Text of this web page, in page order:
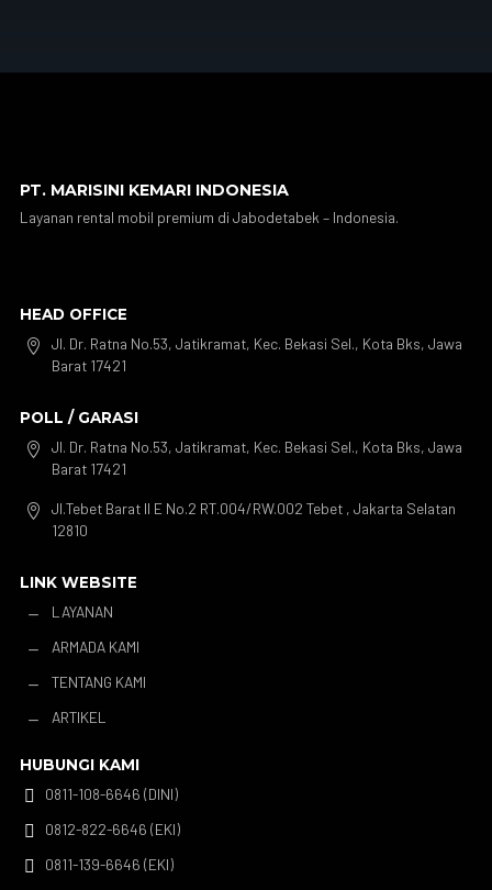
PT. MARISINI KEMARI INDONESIA
Layanan rental mobil premium di Jabodetabek – Indonesia.
HEAD OFFICE

Jl. Dr. Ratna No.53, Jatikramat, Kec. Bekasi Sel., Kota Bks, Jawa
Barat 17421
POLL / GARASI

Jl. Dr. Ratna No.53, Jatikramat, Kec. Bekasi Sel., Kota Bks, Jawa
Barat 17421

Jl.Tebet Barat II E No.2 RT.004/RW.002 Tebet , Jakarta Selatan
12810
LINK WEBSITE
K
LAYANAN
K ARMADA KAMI
K TENTANG KAMI
K ARTIKEL
HUBUNGI KAMI

0811-108-6646 (DINI)

0812-822-6646 (EKI)

0811-139-6646 (EKI)